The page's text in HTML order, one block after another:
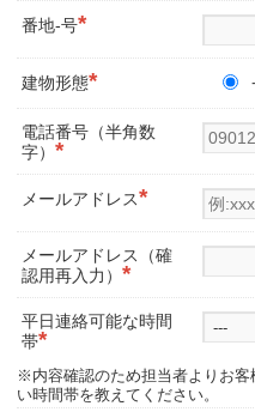
番地-号*
建物形態*
電話番号（半角数
字）*
メールアドレス*
メールアドレス（確
認用再入力）*
平日連絡可能な時間
帯*
※内容確認のため担当者よりお客
い時間帯を教えてください。